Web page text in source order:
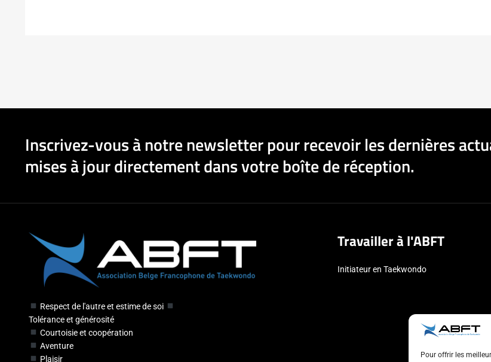
Pour offrir les
Inscrivez-vous à notre newsletter pour recevoir les dernières
mises à jour directement dans votre boîte de réception.
Respect de l'autre et estime de soi
Tolérance et générosité
Courtoisie et coopération
Aventure
Plaisir
Travailler à l'ABFT
Initiateur en Taekwondo